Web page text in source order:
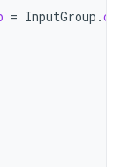
= InputGroup .